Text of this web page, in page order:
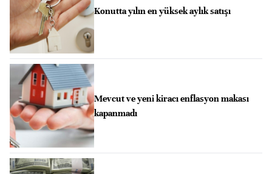
Konutta yılın en yüksek aylık satışı
Mevcut ve yeni kiracı enflasyon makası
kapanmadı